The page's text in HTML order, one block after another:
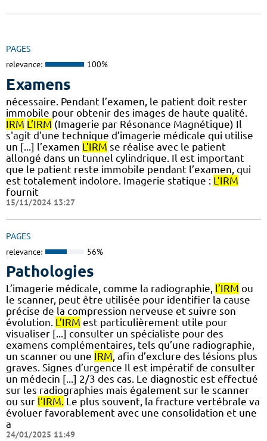
PAGES
relevance: 100%
Examens
nécessaire. Pendant l’examen, le patient doit rester
immobile pour obtenir des images de haute qualité.
IRM L’IRM (Imagerie par Résonance Magnétique) Il
s'agit d'une technique d’imagerie médicale qui utilise
un [...] l’examen L’IRM se réalise avec le patient
allongé dans un tunnel cylindrique. Il est important
que le patient reste immobile pendant l’examen, qui
est totalement indolore. Imagerie statique : L’IRM
fournit
15/11/2024 13:27
PAGES
relevance: 56%
Pathologies
L’imagerie médicale, comme la radiographie, l’IRM ou
le scanner, peut être utilisée pour identifier la cause
précise de la compression nerveuse et suivre son
évolution. L’IRM est particulièrement utile pour
visualiser [...] consulter un spécialiste pour des
examens complémentaires, tels qu’une radiographie,
un scanner ou une IRM, afin d’exclure des lésions plus
graves. Signes d’urgence Il est impératif de consulter
un médecin [...] 2/3 des cas. Le diagnostic est effectué
sur les radiographies mais également sur le scanner
ou sur l’IRM. Le plus souvent, la fracture vertébrale va
évoluer favorablement avec une consolidation et une
a
24/01/2025 11:49